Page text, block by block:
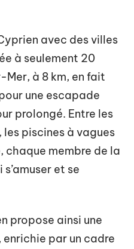
avec des villes
à seulement 20
à 8 km, en fait
une escapade
prolongé. Entre les
piscines à vagues
chaque membre de la
et se
propose ainsi une
par un cadre